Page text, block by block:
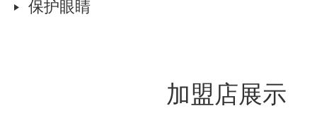
保护眼睛
加盟店展示